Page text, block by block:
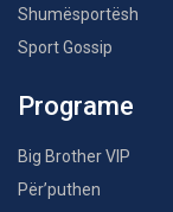
Shumësportësh
Sport Gossip
Programe
Big Brother VIP
Për’puthen